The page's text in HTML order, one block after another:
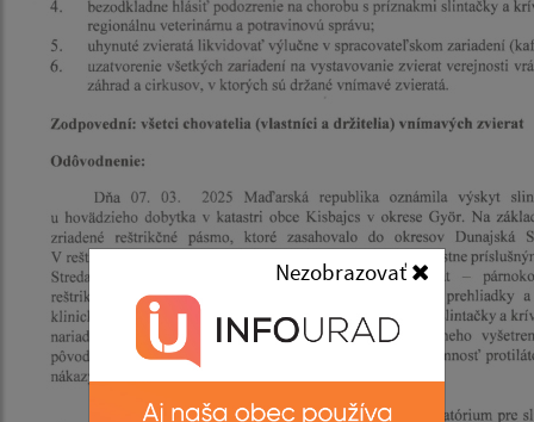
Nezobrazovať